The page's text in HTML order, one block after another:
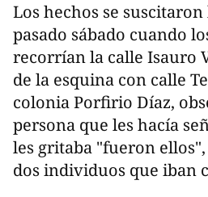
Los hechos se
pasado sábado cuando
recorrían la calle Isauro
de la esquina con calle
colonia Porfirio Díaz,
persona que les hacía
les gritaba "fueron
dos individuos que iban